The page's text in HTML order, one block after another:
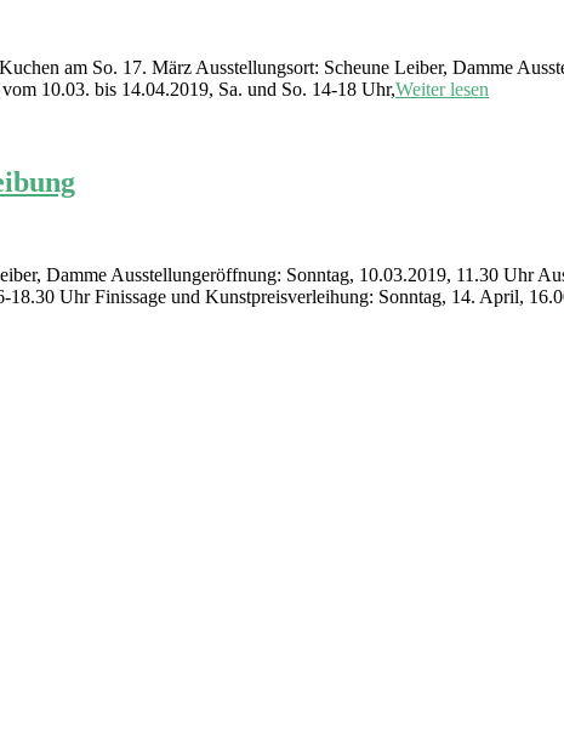
am So. 17. März Ausstellungsort: Scheune Leiber, Damme
10.03. bis 14.04.2019, Sa. und So. 14-18 Uhr,Weiter lesen
Damme Ausstellungeröffnung: Sonntag, 10.03.2019, 11.30 Uhr
Uhr Finissage und Kunstpreisverleihung: Sonntag, 14. April,